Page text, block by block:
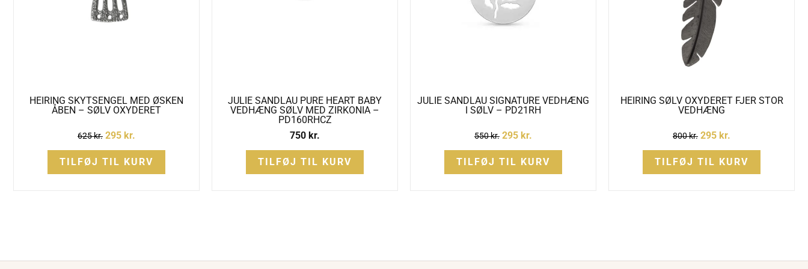
HEIRING SKYTSENGEL MED ØSKEN
ÅBEN – SØLV OXYDERET
625kr. 295 kr.
TILFØJ TIL KURV
JULIE SANDLAU PURE HEART BABY
VEDHÆNG SØLV MED ZIRKONIA –
PD160RHCZ
750 kr.
TILFØJ TIL KURV
JULIE SANDLAU SIGNATURE VEDHÆNG
I SØLV – PD21RH
550kr. 295 kr.
TILFØJ TIL KURV
HEIRING SØLV OXYDERET FJER STOR
VEDHÆNG
800kr. 295 kr.
TILFØJ TIL KURV